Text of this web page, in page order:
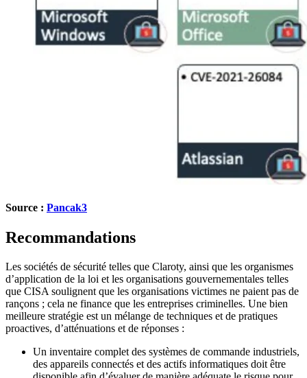
Source : Pancak3
Recommandations
Les sociétés de sécurité telles que Claroty, ainsi que les organismes
d’application de la loi et les organisations gouvernementales telles
que CISA soulignent que les organisations victimes ne paient pas de
rançons ; cela ne finance que les entreprises criminelles. Une bien
meilleure stratégie est un mélange de techniques et de pratiques
proactives, d’atténuations et de réponses :
Un inventaire complet des systèmes de commande industriels,
des appareils connectés et des actifs informatiques doit être